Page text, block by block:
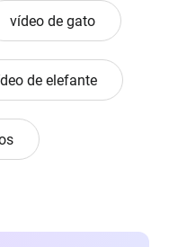
vídeo de gato
de elefante